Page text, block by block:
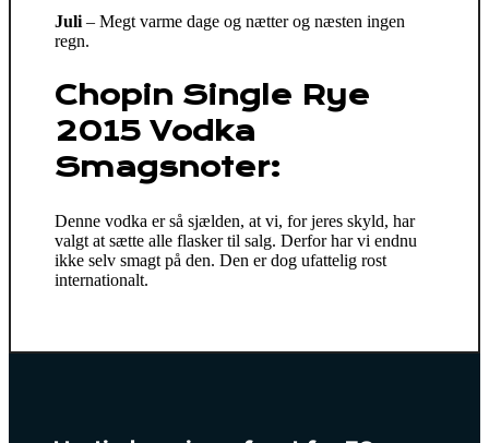
Juli – Megt varme dage og nætter og næsten ingen
regn.
Chopin Single Rye
2015 Vodka
Smagsnoter:
Denne vodka er så sjælden, at vi, for jeres skyld, har
valgt at sætte alle flasker til salg. Derfor har vi endnu
ikke selv smagt på den. Den er dog ufattelig rost
internationalt.